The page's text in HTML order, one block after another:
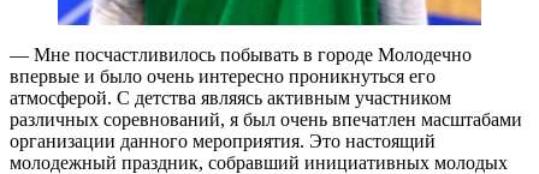
— Мне посчастливилось побывать в городе Молодечно
впервые и было очень интересно проникнуться его
атмосферой. С детства являясь активным участником
различных соревнований, я был очень впечатлен масштабами
организации данного мероприятия. Это настоящий
молодежный праздник, собравший инициативных молодых